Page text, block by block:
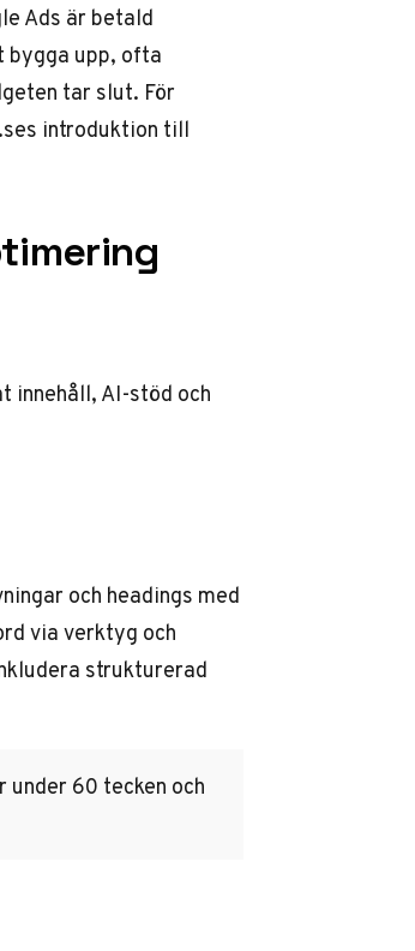
Ads är betald
bygga upp, ofta
tar slut. För
introduktion till
innehåll, AI-stöd och
och headings med
via verktyg och
strukturerad
60 tecken och